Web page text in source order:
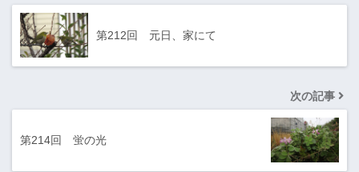
第212回 元日、家にて
次の記事
第214回 蛍の光